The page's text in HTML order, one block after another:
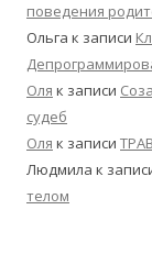
поведения
Ольга к записи
Оля к записи
судеб
Оля к записи
Людмила к
телом